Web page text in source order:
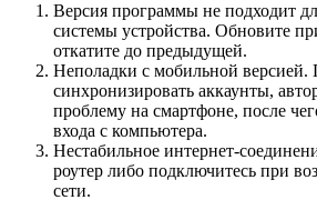
Версия программы не подходит
системы устройства. Обновите
откатите до предыдущей.
Неполадки с мобильной
синхронизировать аккаунты,
проблему на смартфоне, после
входа с компьютера.
Нестабильное интернет-
роутер либо подключитесь при
сети.